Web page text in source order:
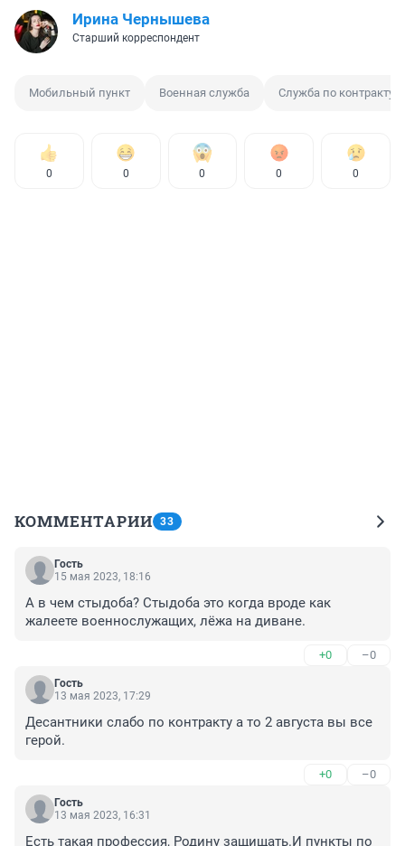
Ирина Чернышева
Старший корреспондент
Мобильный пункт Военная служба Служба по контракту
0 0 0 0 0
КОММЕНТАРИИ 33
Гость
15 мая 2023, 18:16
А в чем стыдоба? Стыдоба это когда вроде как
жалеете военнослужащих, лёжа на диване.
+0 –0
Гость
13 мая 2023, 17:29
Десантники слабо по контракту а то 2 августа вы все
герой.
+0 –0
Гость
13 мая 2023, 16:31
Есть такая профессия, Родину защищать.И пункты по